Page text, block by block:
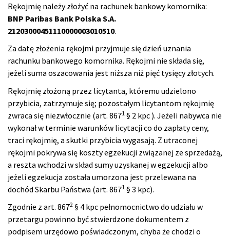
Rękojmię należy złożyć na rachunek bankowy komornika:
BNP Paribas Bank Polska S.A.
21203000451110000003010510.
Za datę złożenia rękojmi przyjmuje się dzień uznania
rachunku bankowego komornika. Rękojmi nie składa się,
jeżeli suma oszacowania jest niższa niż pięć tysięcy złotych.
Rękojmię złożoną przez licytanta, któremu udzielono
przybicia, zatrzymuje się; pozostałym licytantom rękojmię
zwraca się niezwłocznie (art. 8671 § 2 kpc ). Jeżeli nabywca nie
wykonał w terminie warunków licytacji co do zapłaty ceny,
traci rękojmię, a skutki przybicia wygasają. Z utraconej
rękojmi pokrywa się koszty egzekucji związanej ze sprzedażą,
a reszta wchodzi w skład sumy uzyskanej w egzekucji albo
jeżeli egzekucja została umorzona jest przelewana na
dochód Skarbu Państwa (art. 8671 § 3 kpc).
Zgodnie z art. 8672 § 4 kpc pełnomocnictwo do udziału w
przetargu powinno być stwierdzone dokumentem z
podpisem urzędowo poświadczonym, chyba że chodzi o